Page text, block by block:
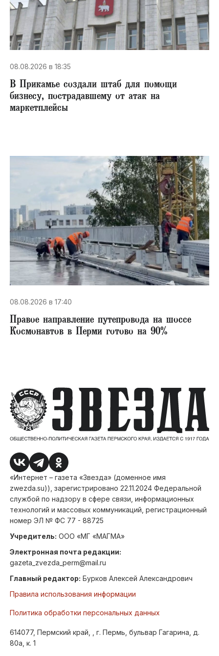
08.08.2026 в 18:35
В Прикамье создали штаб для помощи
бизнесу, пострадавшему от атак на
маркетплейсы
08.08.2026 в 17:40
Правое направление путепровода на шоссе
Космонавтов в Перми готово на 90%
«Интернет – газета «Звезда» (доменное имя
zwezda.su)), зарегистрировано 22.11.2024 Федеральной
службой по надзору в сфере связи, информационных
технологий и массовых коммуникаций, регистрационный
номер ЭЛ № ФС 77 - 88725
Учредитель: ООО «МГ «МАГМА»
Электронная почта редакции:
gazeta_zvezda_perm@mail.ru
Главный редактор: Бурков Алексей Александрович
Правила использования информации
Политика обработки персональных данных
614077, Пермский край, , г. Пермь, бульвар Гагарина, д.
80а, к. 1